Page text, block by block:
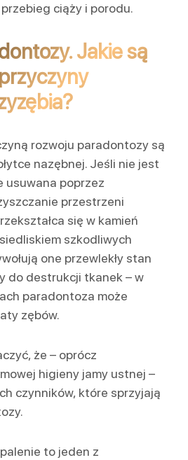
przebieg ciąży i porodu.
Jakie są
rozwoju paradontozy są
nazębnej. Jeśli nie jest
usuwana poprzez
przestrzeni
się w kamień
szkodliwych
one przewlekły stan
do destrukcji tkanek – w
paradontoza może
zębów.
że – oprócz
higieny jamy ustnej –
czynników, które sprzyjają
to jeden z